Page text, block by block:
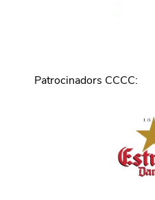
Patrocinadors CCCC: